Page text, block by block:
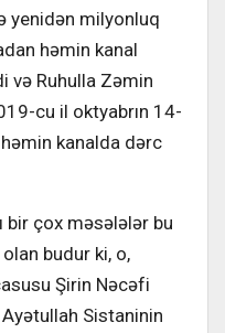
yenidən milyonluq
həmin kanal
və Ruhulla Zəmin
cu il oktyabrın 14-
kanalda dərc
bir çox məsələlər bu
budur ki, o,
Şirin Nəcəfi
Sistaninin